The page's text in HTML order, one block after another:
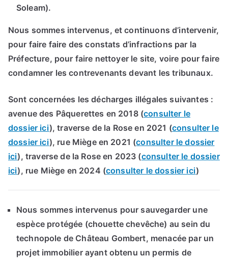
Soleam).
Nous sommes intervenus, et continuons d’intervenir,
pour faire faire des constats d’infractions par la
Préfecture, pour faire nettoyer le site, voire pour faire
condamner les contrevenants devant les tribunaux.
Sont concernées les décharges illégales suivantes :
avenue des Pâquerettes en 2018 (consulter le
dossier ici), traverse de la Rose en 2021 (consulter le
dossier ici), rue Miège en 2021 (consulter le dossier
ici), traverse de la Rose en 2023 (consulter le dossier
ici), rue Miège en 2024 (consulter le dossier ici)
Nous sommes intervenus pour sauvegarder une
espèce protégée (chouette chevêche) au sein du
technopole de Château Gombert, menacée par un
projet immobilier ayant obtenu un permis de